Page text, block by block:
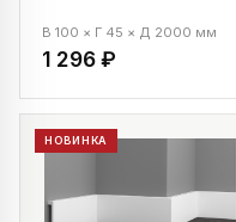
В 100 × Г 45 × Д 2000 мм
1 296 ₽
НОВИНКА